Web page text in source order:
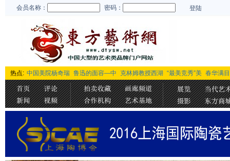
会员名称： 密码： 登陆
热点: 中国美院杨奇瑞 鲁迅的面容—中 克林姆教授西湖 “最美竞秀”美 春华满